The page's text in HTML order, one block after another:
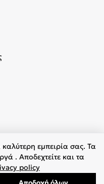
- BagiotaShoes.gr. Με
εμπειρία σας. Τα
. Αποδεχτείτε και τα
policy